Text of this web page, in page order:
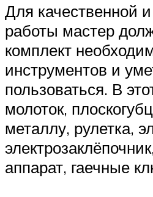
Для качественной
работы мастер
комплект
инструментов и
пользоваться. В
молоток,
металлу, рулетка,
аппарат, гаечные